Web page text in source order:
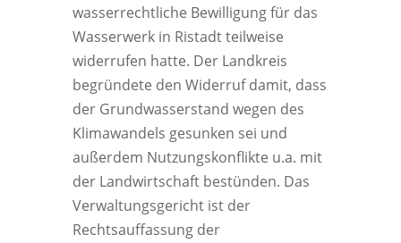
wasserrechtliche Bewilligung für das
Wasserwerk in Ristadt teilweise
widerrufen hatte. Der Landkreis
begründete den Widerruf damit, dass
der Grundwasserstand wegen des
Klimawandels gesunken sei und
außerdem Nutzungskonflikte u.a. mit
der Landwirtschaft bestünden. Das
Verwaltungsgericht ist der
Rechtsauffassung der